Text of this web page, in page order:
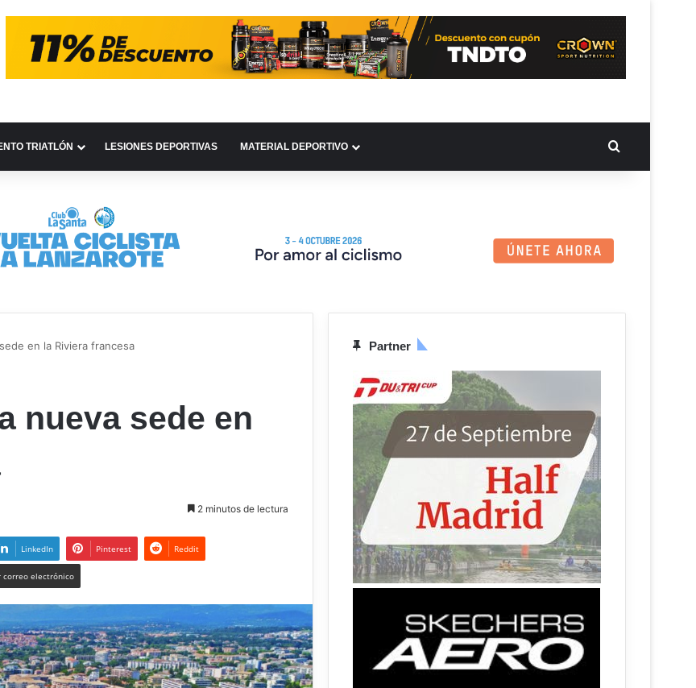
TRIATLÓN LESIONES DEPORTIVAS MATERIAL DEPORTIVO BUSCAR
en la Riviera francesa
nueva sede en
2 minutos de lectura
LinkedIn Pinterest Reddit
correo electrónico
Partner